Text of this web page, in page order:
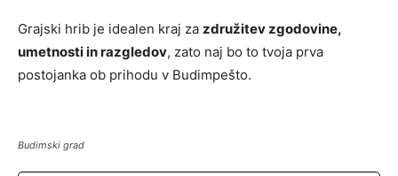
Grajski hrib je idealen kraj za združitev zgodovine,
umetnosti in razgledov, zato naj bo to tvoja prva
postojanka ob prihodu v Budimpešto.
Budimski grad